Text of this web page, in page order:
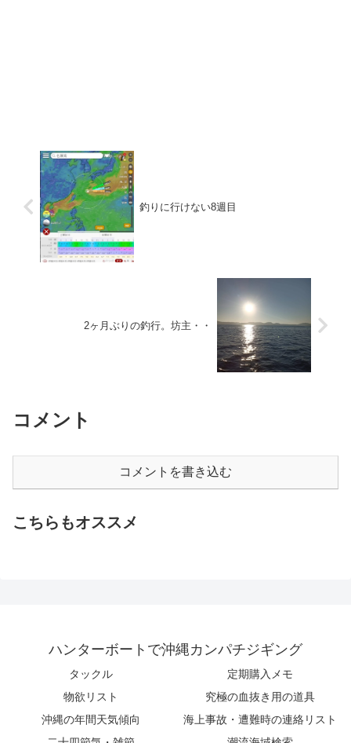
釣りに行けない8週目
2ヶ月ぶりの釣行。坊主・・
コメント
コメントを書き込む
こちらもオススメ
ハンターボートで沖縄カンパチジギング
タックル
定期購入メモ
物欲リスト
究極の血抜き用の道具
沖縄の年間天気傾向
海上事故・遭難時の連絡リスト